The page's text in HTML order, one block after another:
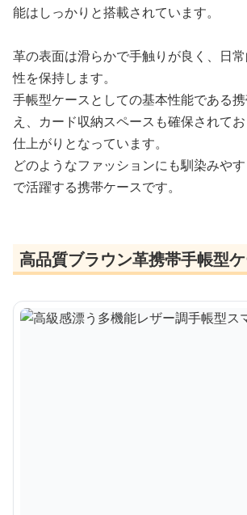
能はしっかりと搭載されています。
革の表面は滑らかで手触りが良く、日
性を保持します。
手帳型ケースとしての基本性能である
え、カード収納スペースも確保されて
仕上がりとなっています。
どのようなファッションにも馴染みや
で活躍する携帯ケースです。
高品質ブラウン革携帯手帳型